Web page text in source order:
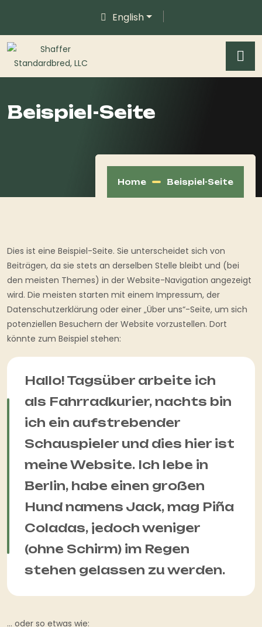
English
Beispiel-Seite
Home Beispiel-Seite
Dies ist eine Beispiel-Seite. Sie unterscheidet sich von
Beiträgen, da sie stets an derselben Stelle bleibt und (bei
den meisten Themes) in der Website-Navigation angezeigt
wird. Die meisten starten mit einem Impressum, der
Datenschutzerklärung oder einer „Über uns“-Seite, um sich
potenziellen Besuchern der Website vorzustellen. Dort
könnte zum Beispiel stehen:
Hallo! Tagsüber arbeite ich
als Fahrradkurier, nachts bin
ich ein aufstrebender
Schauspieler und dies hier ist
meine Website. Ich lebe in
Berlin, habe einen großen
Hund namens Jack, mag Piña
Coladas, jedoch weniger
(ohne Schirm) im Regen
stehen gelassen zu werden.
… oder so etwas wie: